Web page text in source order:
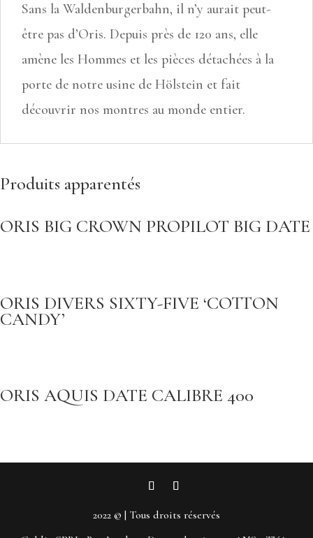
Sans la Waldenburgerbahn, il n’y aurait peut-
être pas d’Oris. Depuis près de 120 ans, elle
amène les Hommes et les pièces détachées à la
porte de notre usine de Hölstein et fait
découvrir nos montres au monde entier.
Produits apparentés
ORIS BIG CROWN PROPILOT BIG DATE
ORIS DIVERS SIXTY-FIVE ‘COTTON
CANDY’
ORIS AQUIS DATE CALIBRE 400
2022 © | Tous droits réservés